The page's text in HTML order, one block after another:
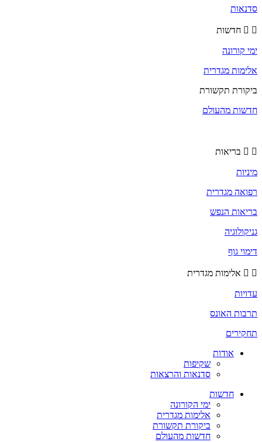
סדנאות
חדשות
ימי קורונה
אלימות מגדרית
ביקורת תקשורת
חדשות מהעולם
בריאות
מיניות
רפואה מגדרית
בריאות הנפש
גניקולוגיה
דימוי גוף
אלימות מגדרית
עדויות
תרבות האונס
תחקירים
אודות
שקיפות
סדנאות והרצאות
חדשות
ימי הקורונה
אלימות מגדרית
ביקורת תקשורת
חדשות מהעולם